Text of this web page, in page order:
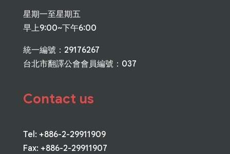
星期一至星期五
早上9:00~下午6:00
統一編號：29176267
台北市翻譯公會會員編號：037
Contact us
Tel: +886-2-29911909
Fax: +886-2-29911907